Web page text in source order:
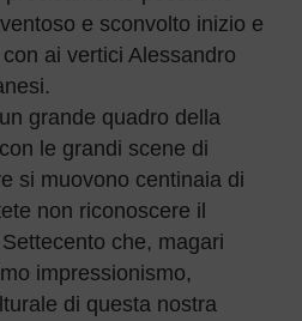
e sconvolto inizio e
ai vertici Alessandro
grande quadro della
le grandi scene di
si muovono centinaia di
non riconoscere il
che, magari
impressionismo,
di questa nostra